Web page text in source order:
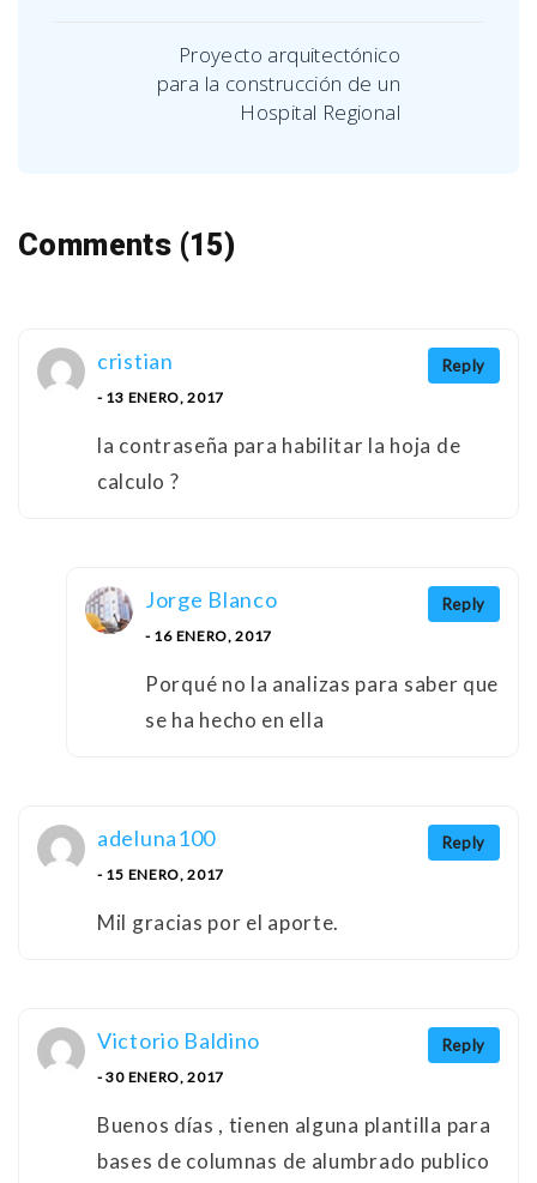
Proyecto arquitectónico
para la construcción de un
Hospital Regional
Comments (15)
Reply
cristian
- 13 ENERO, 2017
la contraseña para habilitar la hoja de
calculo ?
Reply
Jorge Blanco
- 16 ENERO, 2017
Porqué no la analizas para saber que
se ha hecho en ella
Reply
adeluna100
- 15 ENERO, 2017
Mil gracias por el aporte.
Reply
Victorio Baldino
- 30 ENERO, 2017
Buenos días , tienen alguna plantilla para
bases de columnas de alumbrado publico